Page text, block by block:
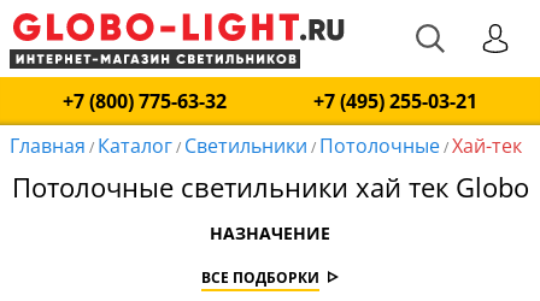
+7 (800) 775-63-32
+7 (495) 255-03-21
Главная / Каталог/ Светильники / Потолочные/Хай-тек
Потолочные светильники хай тек Globo
НАЗНАЧЕНИЕ
ВСЕ ПОДБОРКИ